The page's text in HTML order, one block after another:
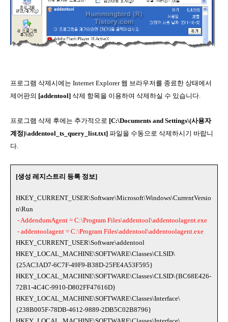
프로그램 삭제시에는 Internet Explorer 웹 브라우저를 종료한 상태에서
제어판의 [addentool] 삭제 항목을 이용하여 삭제하실 수 있습니다.
프로그램 삭제 후에는 추가적으로 [C:\Documents and Settings\(사용자
계정)\addentool_ts_query_list.txt] 파일을 수동으로 삭제하시기 바랍니
다.
[생성 레지스트리 등록 정보]
HKEY_CURRENT_USER\Software\Microsoft\Windows\CurrentVersio
n\Run
- AddendumAgent = C:\Program Files\addentool\addentoolagent.exe
- addentoolagent = C:\Program Files\addentool\addentoolagent.exe
HKEY_CURRENT_USER\Software\addentool
HKEY_LOCAL_MACHINE\SOFTWARE\Classes\CLSID\
{25AC3AD7-6C7F-49F9-B38D-25FE4A53F595}
HKEY_LOCAL_MACHINE\SOFTWARE\Classes\CLSID\{BC68E426-
72B1-4C4C-9910-D802FF47616D}
HKEY_LOCAL_MACHINE\SOFTWARE\Classes\Interface\
{238B005F-78DB-4612-9889-2DB5C02B8796}